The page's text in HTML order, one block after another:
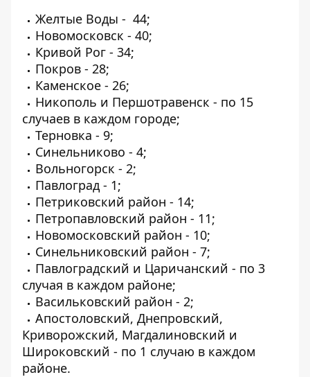
Желтые Воды - 44;
Новомосковск - 40;
Кривой Рог - 34;
Покров - 28;
Каменское - 26;
Никополь и Першотравенск - по 15
случаев в каждом городе;
Терновка - 9;
Синельниково - 4;
Вольногорск - 2;
Павлоград - 1;
Петриковский район - 14;
Петропавловский район - 11;
Новомосковский район - 10;
Синельниковский район - 7;
Павлоградский и Царичанский - по 3
случая в каждом районе;
Васильковский район - 2;
Апостоловский, Днепровский,
Криворожский, Магдалиновский и
Широковский - по 1 случаю в каждом
районе.